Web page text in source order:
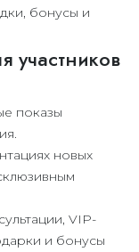
бонусы и
участников
показы
новых
VIP-
и бонусы